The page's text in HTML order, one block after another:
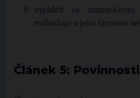
vyjádřit se stranickému
rozhoduje o jeho činnosti
Článek 5: